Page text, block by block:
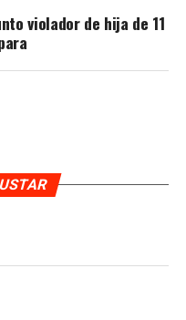
violador de hija de 11